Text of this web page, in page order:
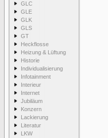
GLC
GLE
GLK
GLS
GT
Heckflosse
Heizung & Lüftung
Historie
Individualisierung
Infotainment
Interieur
Internet
Jubiläum
Konzern
Lackierung
Literatur
LKW